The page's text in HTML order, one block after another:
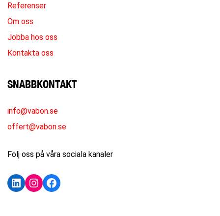
Referenser
Om oss
Jobba hos oss
Kontakta oss
SNABBKONTAKT
info@vabon.se
offert@vabon.se
Följ oss på våra sociala kanaler
LinkedIn
Instagram
Facebook